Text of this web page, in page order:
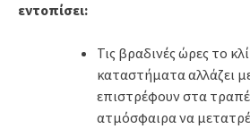
εντοπίσει:
Τις βραδινές ώρες το
καταστήματα αλλάζει
επιστρέφουν στα
ατμόσφαιρα να